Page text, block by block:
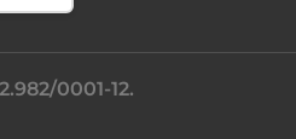
0001-12.